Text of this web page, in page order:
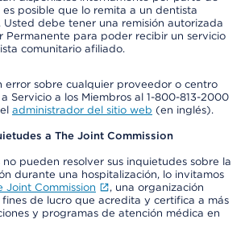
posible que lo remita a un dentista
debe tener una remisión autorizada
Permanente para poder recibir un servicio
comunitario afiliado.
error sobre cualquier proveedor o centro
Servicio a los Miembros al 1-800-813-2000
administrador del sitio web (en inglés).
a The Joint Commission
no pueden resolver sus inquietudes sobre la
durante una hospitalización, lo invitamos
Joint Commission
, una organización
de lucro que acredita y certifica a más
y programas de atención médica en